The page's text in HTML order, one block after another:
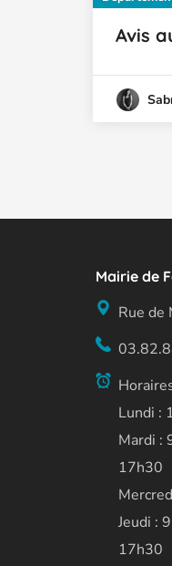
Avis
Mairie de
Rue de
Lundi :
Mardi :
17h30
Jeudi :
17h30